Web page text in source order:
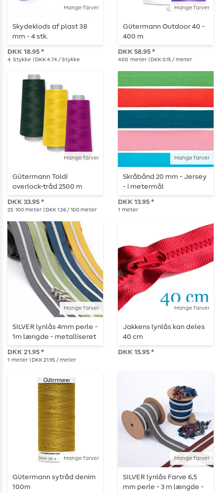
Mange farver
Skydeklods af plast 38
mm - 4 stk.
DKK 18.95 *
4 Stykke | DKK 4.74 / Stykke
Mange farver
Gütermann Outdoor 40 -
400 m
DKK 58.95 *
400 meter | DKK 0.15 / meter
Mange farver
Gütermann Toldi
overlock-tråd 2500 m
DKK 33.95 *
25 100 meter | DKK 1.36 / 100 meter
Mange farver
Skråbånd 20 mm - Jersey
- i metermål
DKK 13.95 *
1 meter
Mange farver
SILVER lynlås 4mm perle -
1m længde - metalliseret
DKK 21.95 *
1 meter | DKK 21.95 / meter
Mange farver
Jakkens lynlås kan deles
40 cm
DKK 15.95 *
Mange farver
Gütermann sytråd denim
100m
Mange farver
SILVER lynlås Farve 6,5
mm perle - 3 m længde -